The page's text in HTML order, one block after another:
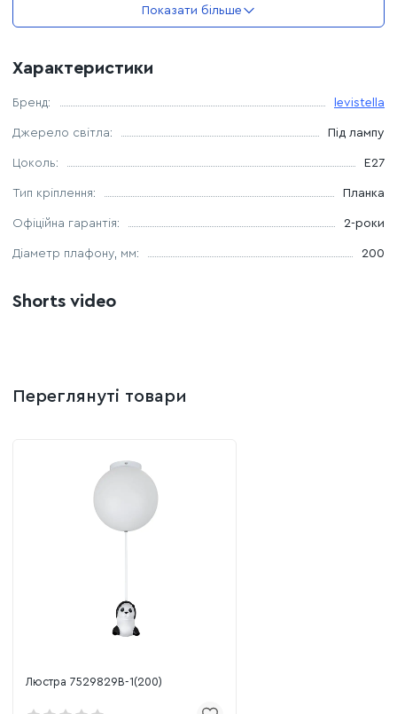
Показати більше
Характеристики
Бренд: levistella
Джерело світла: Під лампу
Цоколь: E27
Тип кріплення: Планка
Офіційна гарантія: 2-роки
Дiаметр плафону, мм: 200
Shorts video
Переглянуті товари
Люстра 7529829B-1(200)